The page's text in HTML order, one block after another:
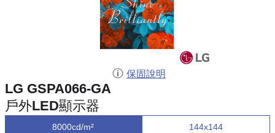
保固說明
LG GSPA066-GA
戶外LED顯示器
8000cd/m²
144x144